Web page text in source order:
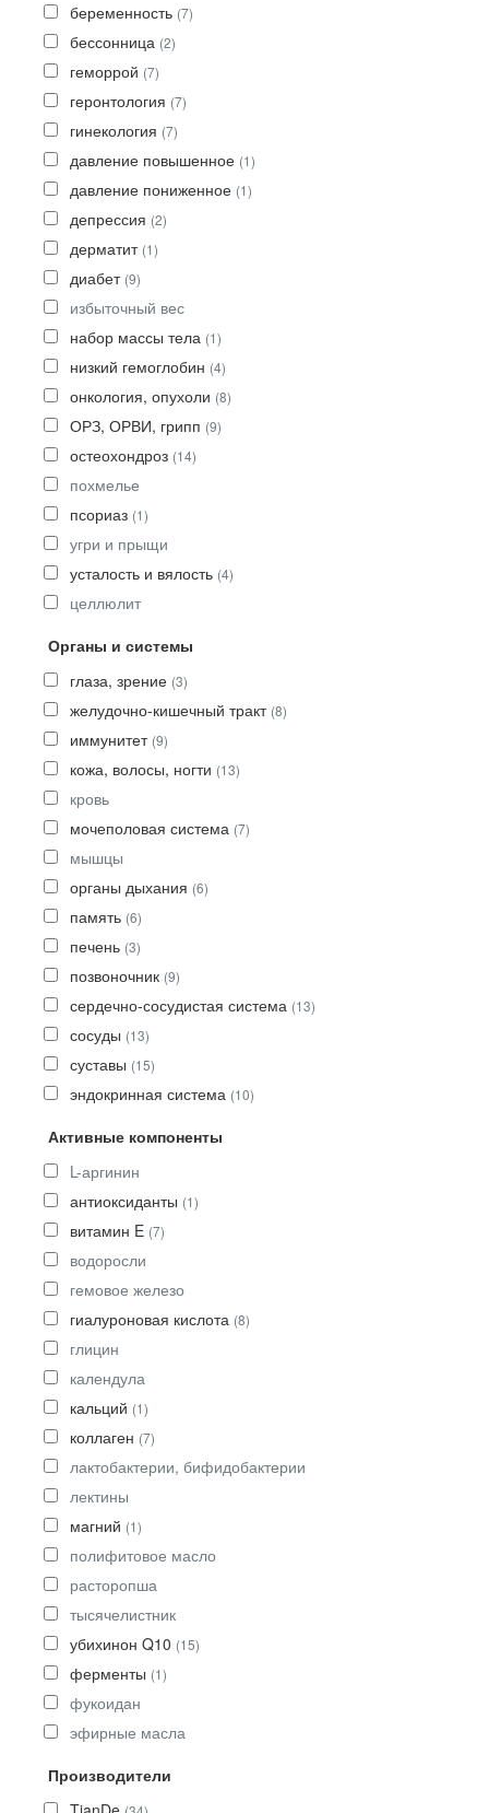
беременность (7)
бессонница (2)
геморрой (7)
геронтология (7)
гинекология (7)
давление повышенное (1)
давление пониженное (1)
депрессия (2)
дерматит (1)
диабет (9)
избыточный вес
набор массы тела (1)
низкий гемоглобин (4)
онкология, опухоли (8)
ОРЗ, ОРВИ, грипп (9)
остеохондроз (14)
похмелье
псориаз (1)
угри и прыщи
усталость и вялость (4)
целлюлит
Органы и системы
глаза, зрение (3)
желудочно-кишечный тракт (8)
иммунитет (9)
кожа, волосы, ногти (13)
кровь
мочеполовая система (7)
мышцы
органы дыхания (6)
память (6)
печень (3)
позвоночник (9)
сердечно-сосудистая система (13)
сосуды (13)
суставы (15)
эндокринная система (10)
Активные компоненты
L-аргинин
антиоксиданты (1)
витамин E (7)
водоросли
гемовое железо
гиалуроновая кислота (8)
глицин
календула
кальций (1)
коллаген (7)
лактобактерии, бифидобактерии
лектины
магний (1)
полифитовое масло
расторопша
тысячелистник
убихинон Q10 (15)
ферменты (1)
фукоидан
эфирные масла
Производители